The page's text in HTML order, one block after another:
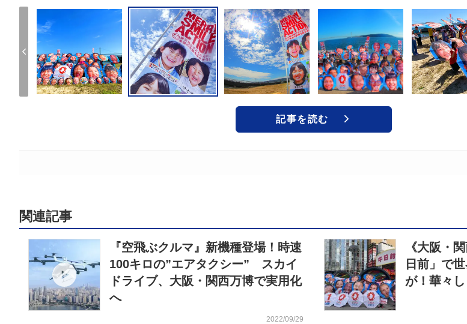
記事を読む
関連記事
『空飛ぶクルマ』新機種登場！時速
100キロの”エアタクシー” スカイ
ドライブ、大阪・関西万博で実用化
へ
2022/09/29
《大阪・
日前」で
が！華々